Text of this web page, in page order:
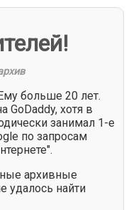
больше 20 лет.
GoDaddy, хотя в
занимал 1-е
по запросам
архивные
удалось найти